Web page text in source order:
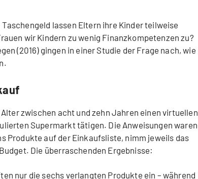
lassen Eltern ihre Kinder teilweise
wir Kindern zu wenig Finanzkompetenzen zu?
(2016) gingen in einer Studie der Frage nach, wie
zwischen acht und zehn Jahren einen virtuellen
Supermarkt tätigen. Die Anweisungen waren
Produkte auf der Einkaufsliste, nimm jeweils das
Die überraschenden Ergebnisse:
nur die sechs verlangten Produkte ein – während